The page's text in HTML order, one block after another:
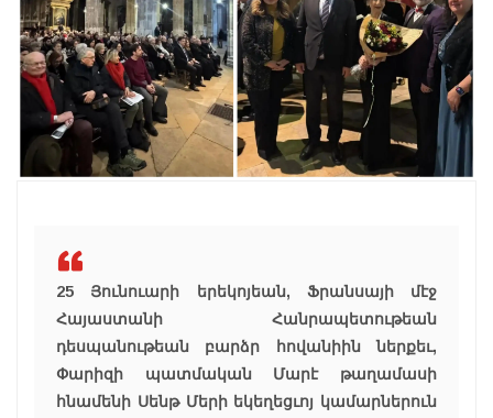
25 Յունուարի երեկոյեան, Ֆրանսայի մէջ
Հայաստանի Հանրապետութեան
դեսպանութեան բարձր հովանիին ներքեւ,
Փարիզի պատմական Մարէ թաղամասի
հնամենի Սենթ Մերի եկեղեցւոյ կամարներուն